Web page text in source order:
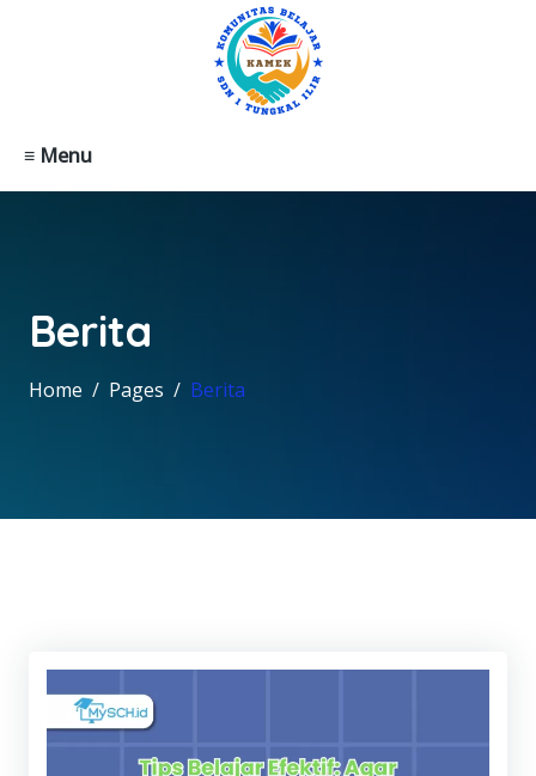
≡ Menu
Berita
Home Pages Berita